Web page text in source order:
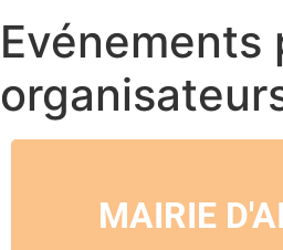
Evénements
MAIRIE